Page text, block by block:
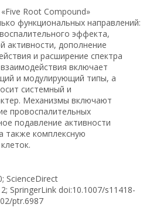
Root Compound»
функциональных направлений:
эффекта,
активности, дополнение
и расширение спектра
включает
и модулирующий типы, а
системный и
Механизмы включают
провоспалительных
подавление активности
также комплексную
ScienceDirect
SpringerLink doi:10.1007/s11418-
ptr.6987